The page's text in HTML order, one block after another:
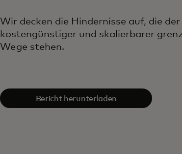
Wir decken die Hindernisse auf, die
kostengünstiger und skalierbarer
Wege stehen.
Bericht herunterladen